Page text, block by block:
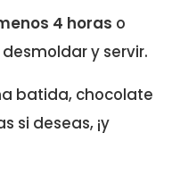
4 horas o
y servir.
batida, chocolate
si deseas, ¡y